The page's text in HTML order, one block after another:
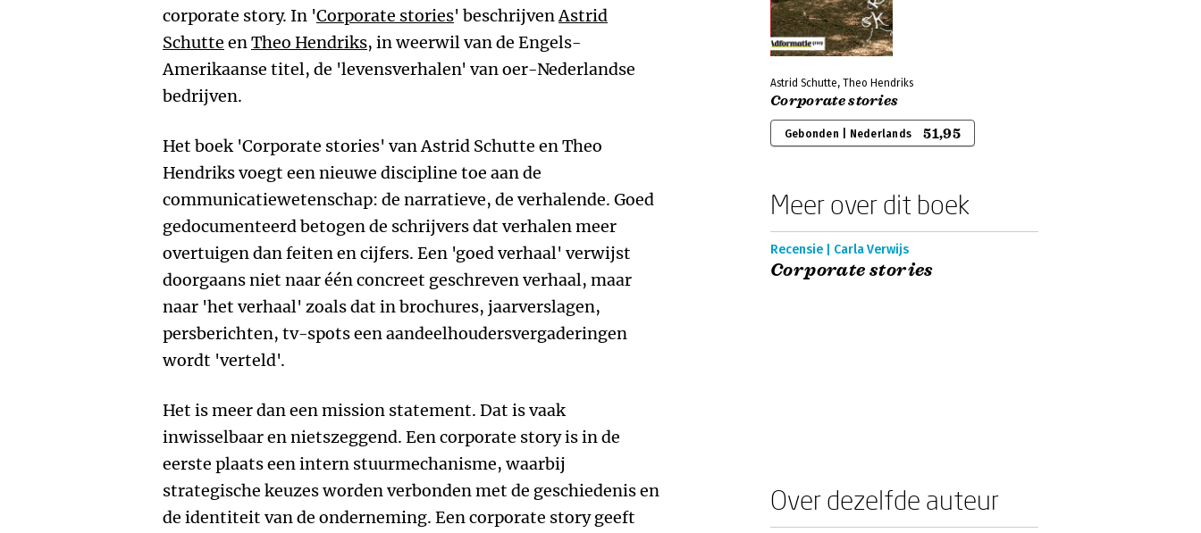
corporate story. In 'Corporate stories' beschrijvenAstrid
Schutte enTheo Hendriks, in weerwil van de Engels-
Amerikaanse titel, de 'levensverhalen' van oer-Nederlandse
bedrijven.
Het boek 'Corporate stories' van Astrid Schutte en Theo
Hendriks voegt een nieuwe discipline toe aan de
communicatiewetenschap: de narratieve, de verhalende. Goed
gedocumenteerd betogen de schrijvers dat verhalen meer
overtuigen dan feiten en cijfers. Een 'goed verhaal' verwijst
doorgaans niet naar één concreet geschreven verhaal, maar
naar 'het verhaal' zoals dat in brochures, jaarverslagen,
persberichten, tv-spots een aandeelhoudersvergaderingen
wordt 'verteld'.
Het is meer dan een mission statement. Dat is vaak
inwisselbaar en nietszeggend. Een corporate story is in de
eerste plaats een intern stuurmechanisme, waarbij
strategische keuzes worden verbonden met de geschiedenis en
de identiteit van de onderneming. Een corporate story geeft
Astrid Schutte, Theo Hendriks
Corporate stories
Gebonden | Nederlands 51,95
Meer over dit boek
Recensie | Carla Verwijs
Corporate stories
Over dezelfde auteur